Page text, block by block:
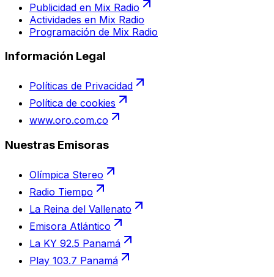
Publicidad en Mix Radio
Actividades en Mix Radio
Programación de Mix Radio
Información Legal
Políticas de Privacidad
Política de cookies
www.oro.com.co
Nuestras Emisoras
Olímpica Stereo
Radio Tiempo
La Reina del Vallenato
Emisora Atlántico
La KY 92.5 Panamá
Play 103.7 Panamá